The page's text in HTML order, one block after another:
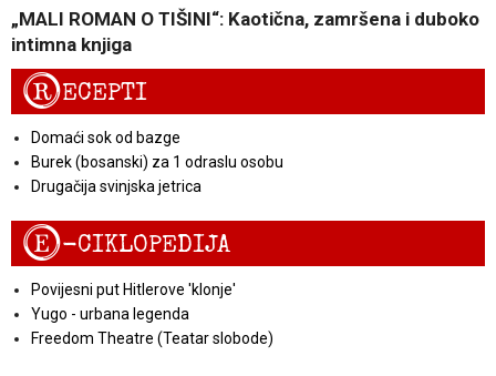
„MALI ROMAN O TIŠINI“: Kaotična, zamršena i duboko
intimna knjiga
RECEPTI
Domaći sok od bazge
Burek (bosanski) za 1 odraslu osobu
Drugačija svinjska jetrica
E-CIKLOPEDIJA
Povijesni put Hitlerove 'klonje'
Yugo - urbana legenda
Freedom Theatre (Teatar slobode)